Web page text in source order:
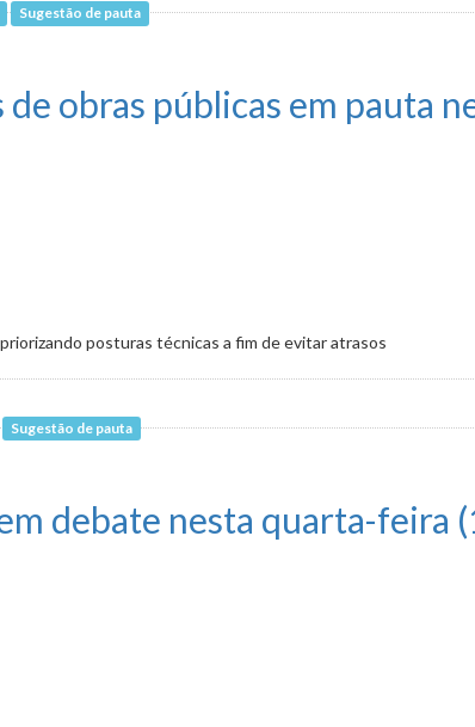
Sugestão de pauta
obras públicas em pauta
posturas técnicas a fim de evitar atrasos
Sugestão de pauta
debate nesta quarta-feira